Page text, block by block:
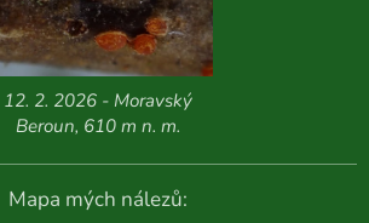
12. 2. 2026 - Moravský
Beroun, 610 m n. m.
Mapa mých nálezů: